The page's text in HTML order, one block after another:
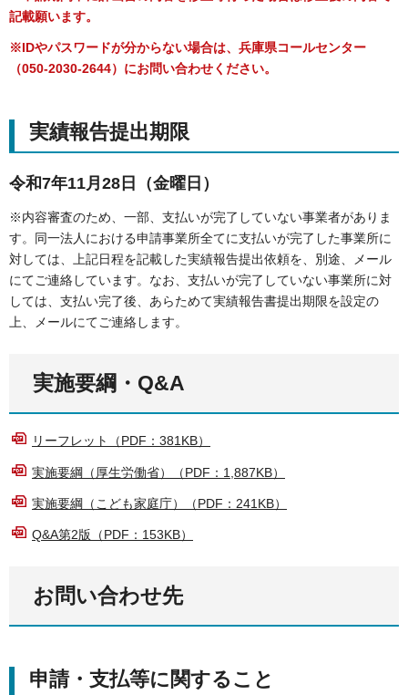
記載願います。
※IDやパスワードが分からない場合は、兵庫県コールセンター
（050-2030-2644）にお問い合わせください。
実績報告提出期限
令和7年11月28日（金曜日）
※内容審査のため、一部、支払いが完了していない事業者がありま
す。同一法人における申請事業所全てに支払いが完了した事業所に
対しては、上記日程を記載した実績報告提出依頼を、別途、メール
にてご連絡しています。なお、支払いが完了していない事業所に対
しては、支払い完了後、あらためて実績報告書提出期限を設定の
上、メールにてご連絡します。
実施要綱・Q&A
リーフレット（PDF：381KB）
実施要綱（厚生労働省）（PDF：1,887KB）
実施要綱（こども家庭庁）（PDF：241KB）
Q&A第2版（PDF：153KB）
お問い合わせ先
申請・支払等に関すること